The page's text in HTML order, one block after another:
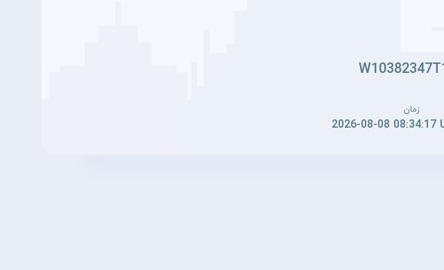
زمان
2026-08-08 08:34:17